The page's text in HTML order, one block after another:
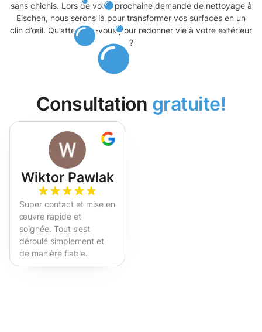
sans chichis. Lors de votre prochaine demande de nettoyage à
Eischen, nous serons là pour transformer vos surfaces en un
clin d’œil. Qu’attendez-vous pour redonner vie à votre extérieur
?
Consultation gratuite!
Wiktor Pawlak
Super contact et mise en
œuvre rapide et
soignée. Tout s’est
déroulé simplement et
de manière fiable.
Fortement recommandé !